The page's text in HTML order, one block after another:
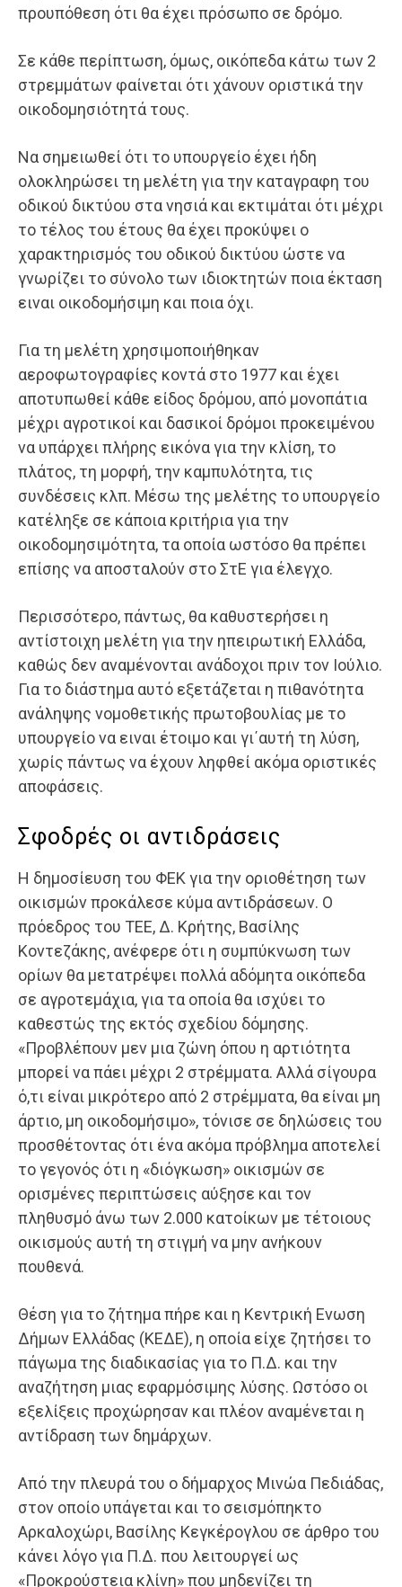
προυπόθεση ότι θα έχει πρόσωπο σε δρόμο.
Σε κάθε περίπτωση, όμως, οικόπεδα κάτω των 2
στρεμμάτων φαίνεται ότι χάνουν οριστικά την
οικοδομησιότητά τους.
Να σημειωθεί ότι το υπουργείο έχει ήδη
ολοκληρώσει τη μελέτη για την καταγραφη του
οδικού δικτύου στα νησιά και εκτιμάται ότι μέχρι
το τέλος του έτους θα έχει προκύψει ο
χαρακτηρισμός του οδικού δικτύου ώστε να
γνωρίζει το σύνολο των ιδιοκτητών ποια έκταση
ειναι οικοδομήσιμη και ποια όχι.
Για τη μελέτη χρησιμοποιήθηκαν
αεροφωτογραφίες κοντά στο 1977 και έχει
αποτυπωθεί κάθε είδος δρόμου, από μονοπάτια
μέχρι αγροτικοί και δασικοί δρόμοι προκειμένου
να υπάρχει πλήρης εικόνα για την κλίση, το
πλάτος, τη μορφή, την καμπυλότητα, τις
συνδέσεις κλπ. Μέσω της μελέτης το υπουργείο
κατέληξε σε κάποια κριτήρια για την
οικοδομησιμότητα, τα οποία ωστόσο θα πρέπει
επίσης να αποσταλούν στο ΣτΕ για έλεγχο.
Περισσότερο, πάντως, θα καθυστερήσει η
αντίστοιχη μελέτη για την ηπειρωτική Ελλάδα,
καθώς δεν αναμένονται ανάδοχοι πριν τον Ιούλιο.
Για το διάστημα αυτό εξετάζεται η πιθανότητα
ανάληψης νομοθετικής πρωτοβουλίας με το
υπουργείο να ειναι έτοιμο και γι΄αυτή τη λύση,
χωρίς πάντως να έχουν ληφθεί ακόμα οριστικές
αποφάσεις.
Σφοδρές οι αντιδράσεις
Η δημοσίευση του ΦΕΚ για την οριοθέτηση των
οικισμών προκάλεσε κύμα αντιδράσεων. Ο
πρόεδρος του ΤΕΕ, Δ. Κρήτης, Βασίλης
Κοντεζάκης, ανέφερε ότι η συμπύκνωση των
ορίων θα μετατρέψει πολλά αδόμητα οικόπεδα
σε αγροτεμάχια, για τα οποία θα ισχύει το
καθεστώς της εκτός σχεδίου δόμησης.
«Προβλέπουν μεν μια ζώνη όπου η αρτιότητα
μπορεί να πάει μέχρι 2 στρέμματα. Αλλά σίγουρα
ό,τι είναι μικρότερο από 2 στρέμματα, θα είναι μη
άρτιο, μη οικοδομήσιμο», τόνισε σε δηλώσεις του
προσθέτοντας ότι ένα ακόμα πρόβλημα αποτελεί
το γεγονός ότι η «διόγκωση» οικισμών σε
ορισμένες περιπτώσεις αύξησε και τον
πληθυσμό άνω των 2.000 κατοίκων με τέτοιους
οικισμούς αυτή τη στιγμή να μην ανήκουν
πουθενά.
Θέση για το ζήτημα πήρε και η Κεντρική Ενωση
Δήμων Ελλάδας (ΚΕΔΕ), η οποία είχε ζητήσει το
πάγωμα της διαδικασίας για το Π.Δ. και την
αναζήτηση μιας εφαρμόσιμης λύσης. Ωστόσο οι
εξελίξεις προχώρησαν και πλέον αναμένεται η
αντίδραση των δημάρχων.
Από την πλευρά του ο δήμαρχος Μινώα Πεδιάδας,
στον οποίο υπάγεται και το σεισμόπηκτο
Αρκαλοχώρι, Βασίλης Κεγκέρογλου σε άρθρο του
κάνει λόγο για Π.Δ. που λειτουργεί ως
«Προκρούστεια κλίνη» που μηδενίζει τη